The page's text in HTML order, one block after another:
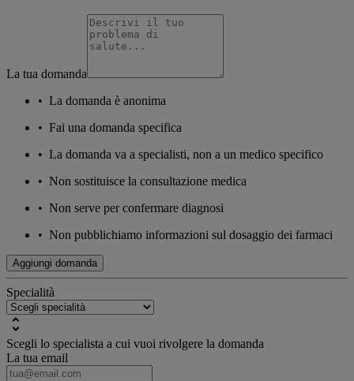
La tua domanda
• La domanda è anonima
• Fai una domanda specifica
• La domanda va a specialisti, non a un medico specifico
• Non sostituisce la consultazione medica
• Non serve per confermare diagnosi
• Non pubblichiamo informazioni sul dosaggio dei farmaci
Aggiungi domanda
Specialità
Scegli lo specialista a cui vuoi rivolgere la domanda
La tua email